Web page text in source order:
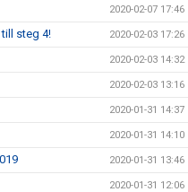
2020-02-07 17:46
steg 4! 2020-02-03 17:26
2020-02-03 14:32
2020-02-03 13:16
2020-01-31 14:37
2020-01-31 14:10
2020-01-31 13:46
2020-01-31 12:06